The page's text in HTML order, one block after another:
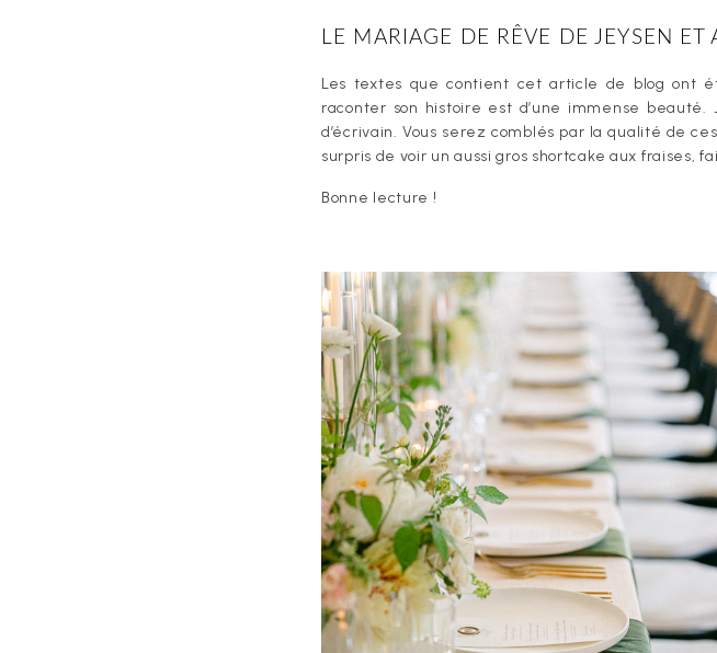
LE MARIAGE DE RÊVE DE JEYSEN
Les textes que contient cet article de blog ont
raconter son histoire est d’une immense
d’écrivain. Vous serez comblés par la qualité de
surpris de voir un aussi gros shortcake aux fraises,
Bonne lecture !